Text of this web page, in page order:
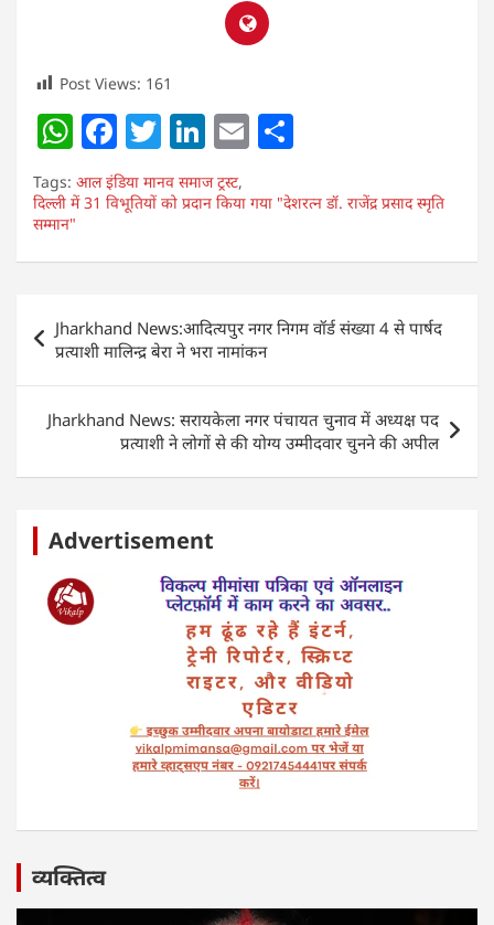
Post Views: 161
W
h
at
s
A
p
F
a
c
b
o
k
T
w
itt
Li
n
k
dI
n
E
ai ar
Tags: आल इंडिया मानव समाज ट्रस्ट,
दिल्ली में 31 विभूतियों को प्रदान किया गया "देशरत्न डॉ. राजेंद्र प्रसाद स्मृति
सम्मान"
Post
navigation
Jharkhand News:आदित्यपुर नगर निगम वॉर्ड संख्या 4 से पार्षद
प्रत्याशी मालिन्द्र बेरा ने भरा नामांकन
Jharkhand News: सरायकेला नगर पंचायत चुनाव में अध्यक्ष पद
प्रत्याशी ने लोगों से की योग्य उम्मीदवार चुनने की अपील
Advertisement
व्यक्तित्व